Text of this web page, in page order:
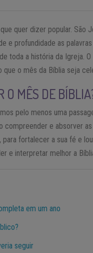
quer dizer popular. São
e profundidade as
toda a história da Igreja.
o mês da Bíblia seja
O MÊS DE
pelo menos uma
e absorver
, para fortalecer a sua fé e
e interpretar melhor a
em um ano
seguir